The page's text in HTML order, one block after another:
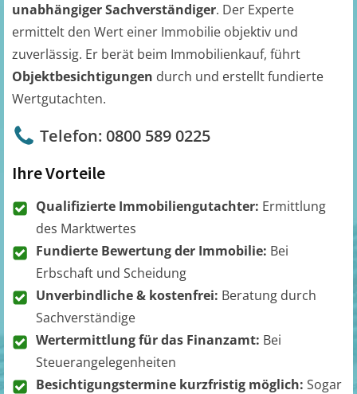
unabhängiger Sachverständiger. Der Experte
ermittelt den Wert einer Immobilie objektiv und
zuverlässig. Er berät beim Immobilienkauf, führt
Objektbesichtigungen durch und erstellt fundierte
Wertgutachten.
Telefon: 0800 589 0225
Ihre Vorteile
Qualifizierte Immobiliengutachter: Ermittlung
des Marktwertes
Fundierte Bewertung der Immobilie: Bei
Erbschaft und Scheidung
Unverbindliche & kostenfrei: Beratung durch
Sachverständige
Wertermittlung für das Finanzamt: Bei
Steuerangelegenheiten
Besichtigungstermine kurzfristig möglich: Sogar